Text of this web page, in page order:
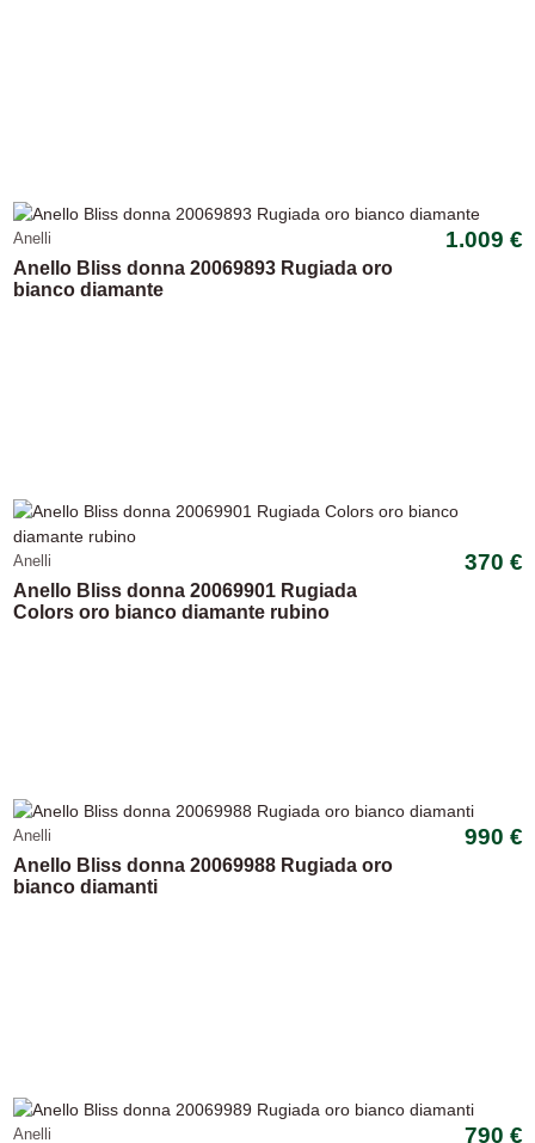
Anelli 1.009 €
Anello Bliss donna 20069893 Rugiada oro
bianco diamante
Anelli 370 €
Anello Bliss donna 20069901 Rugiada
Colors oro bianco diamante rubino
Anelli 990 €
Anello Bliss donna 20069988 Rugiada oro
bianco diamanti
Anelli 790 €